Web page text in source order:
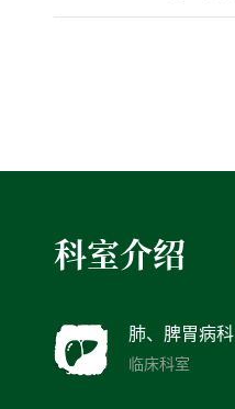
科室介绍
肺、脾胃病科
临床科室